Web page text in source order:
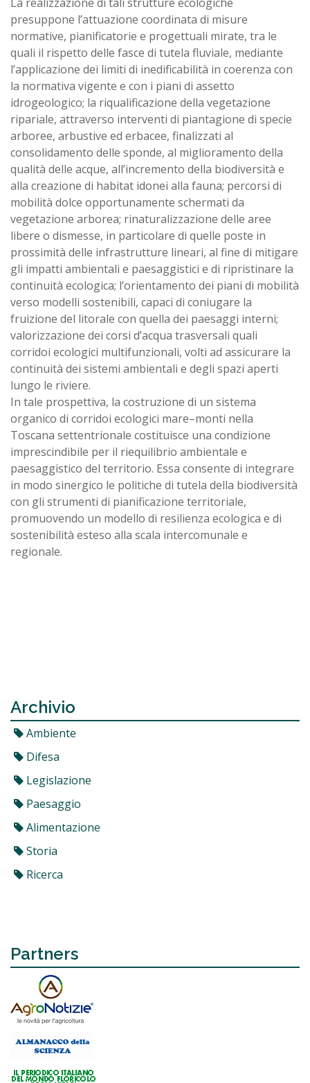
presuppone l’attuazione coordinata di misure
normative, pianificatorie e progettuali mirate, tra le
quali il rispetto delle fasce di tutela fluviale, mediante
l’applicazione dei limiti di inedificabilità in coerenza con
la normativa vigente e con i piani di assetto
idrogeologico; la riqualificazione della vegetazione
ripariale, attraverso interventi di piantagione di specie
arboree, arbustive ed erbacee, finalizzati al
consolidamento delle sponde, al miglioramento della
qualità delle acque, all’incremento della biodiversità e
alla creazione di habitat idonei alla fauna; percorsi di
mobilità dolce opportunamente schermati da
vegetazione arborea; rinaturalizzazione delle aree
libere o dismesse, in particolare di quelle poste in
prossimità delle infrastrutture lineari, al fine di mitigare
gli impatti ambientali e paesaggistici e di ripristinare la
continuità ecologica; l’orientamento dei piani di mobilità
verso modelli sostenibili, capaci di coniugare la
fruizione del litorale con quella dei paesaggi interni;
valorizzazione dei corsi d’acqua trasversali quali
corridoi ecologici multifunzionali, volti ad assicurare la
continuità dei sistemi ambientali e degli spazi aperti
lungo le riviere.
In tale prospettiva, la costruzione di un sistema
organico di corridoi ecologici mare–monti nella
Toscana settentrionale costituisce una condizione
imprescindibile per il riequilibrio ambientale e
paesaggistico del territorio. Essa consente di integrare
in modo sinergico le politiche di tutela della biodiversità
con gli strumenti di pianificazione territoriale,
promuovendo un modello di resilienza ecologica e di
sostenibilità esteso alla scala intercomunale e
regionale.
Archivio
Ambiente
Difesa
Legislazione
Paesaggio
Alimentazione
Storia
Ricerca
Partners